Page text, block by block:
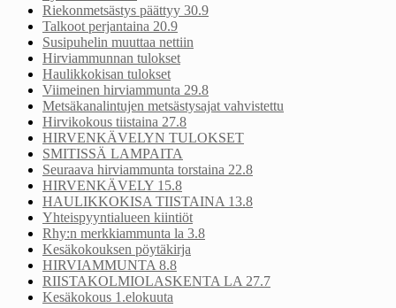
Riekonmetsästys päättyy 30.9
Talkoot perjantaina 20.9
Susipuhelin muuttaa nettiin
Hirviammunnan tulokset
Haulikkokisan tulokset
Viimeinen hirviammunta 29.8
Metsäkanalintujen metsästysajat vahvistettu
Hirvikokous tiistaina 27.8
HIRVENKÄVELYN TULOKSET
SMITISSÄ LAMPAITA
Seuraava hirviammunta torstaina 22.8
HIRVENKÄVELY 15.8
HAULIKKOKISA TIISTAINA 13.8
Yhteispyyntialueen kiintiöt
Rhy:n merkkiammunta la 3.8
Kesäkokouksen pöytäkirja
HIRVIAMMUNTA 8.8
RIISTAKOLMIOLASKENTA LA 27.7
Kesäkokous 1.elokuuta